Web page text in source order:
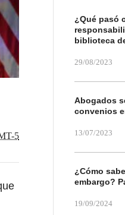
5
¿Qué pasó
biblioteca
29/08/2023
Abogados
convenios
13/07/2023
¿Cómo
embargo?
19/09/2024